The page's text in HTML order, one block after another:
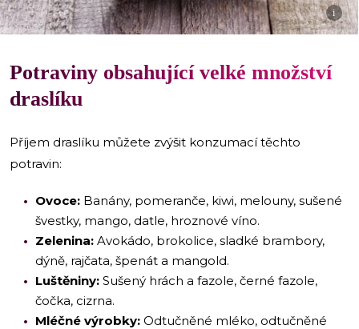
i
Potraviny obsahující velké množství
draslíku
Příjem draslíku můžete zvýšit konzumací těchto
potravin:
Ovoce: Banány, pomeranče, kiwi, melouny, sušené
švestky, mango, datle, hroznové víno.
Zelenina: Avokádo, brokolice, sladké brambory,
dýně, rajčata, špenát a mangold.
Luštěniny: Sušený hrách a fazole, černé fazole,
čočka, cizrna.
Mléčné výrobky: Odtučněné mléko, odtučněné